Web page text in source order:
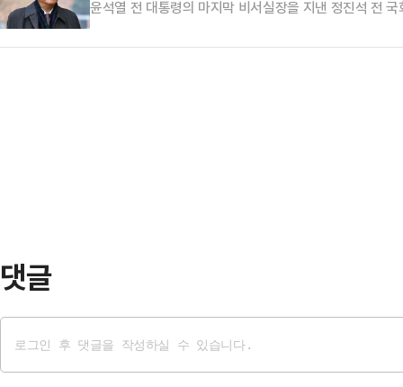
윤석열 전 대통령의 마지막 비서실장을 지낸 정진석 전
힘 후보신청을 철회하겠다"며 "이름 없는 평당원으로 돌
댓글